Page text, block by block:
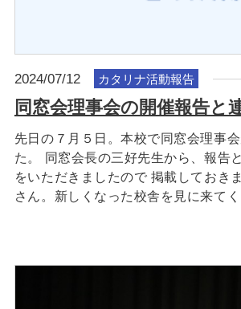
2024/07/12 カタリナ活動報告
同窓会理事会の開催報告と
先日の７月５日。本校で同窓会理事
た。 同窓会長の三好先生から、報告
をいただきましたので 掲載しておき
さん。新しくなった校舎を見に来て